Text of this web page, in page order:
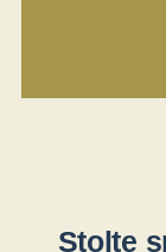
Stolte